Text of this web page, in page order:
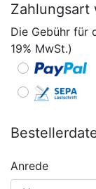
Zahlungsart
Die Gebühr für
19% MwSt.)
Anrede